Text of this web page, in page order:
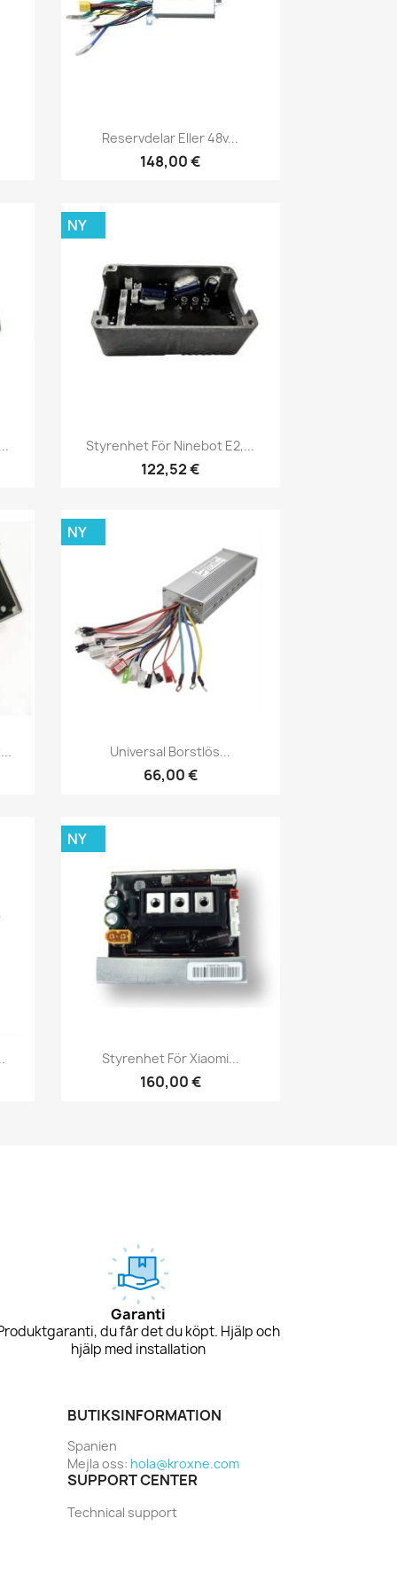
Snabbvy
Reservdelar Eller 48v...
148,00 €
Snabbvy
Styrenhet För Ninebot E2,...
122,52 €
NY
Snabbvy
Universal Borstlös...
66,00 €
NY
Snabbvy
Styrenhet För Xiaomi...
160,00 €
NY
Garanti
du får det du köpt. Hjälp och
hjälp med installation
BUTIKSINFORMATION
Spanien
Mejla oss: hola@kroxne.com
SUPPORT CENTER
Technical support